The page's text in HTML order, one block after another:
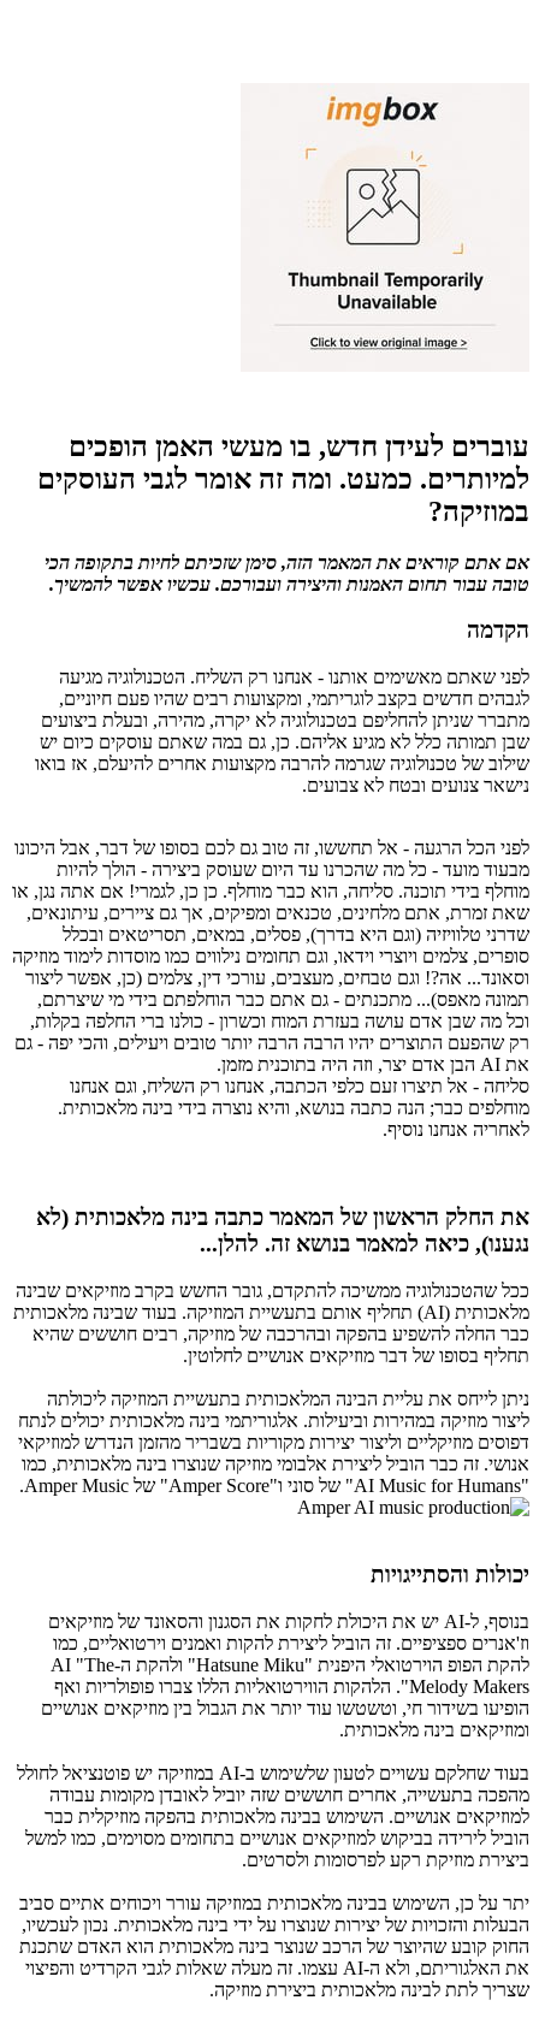
עוברים לעידן חדש, בו מעשי האמן הופכים
למיותרים. כמעט. ומה זה אומר לגבי העוסקים
במוזיקה?
אם אתם קוראים את המאמר הזה, סימן שזכיתם לחיות בתקופה הכי
טובה עבור תחום האמנות והיצירה ועבורכם. עכשיו אפשר להמשיך.
הקדמה
לפני שאתם מאשימים אותנו - אנחנו רק השליח. הטכנולוגיה מגיעה
לגבהים חדשים בקצב לוגריתמי, ומקצועות רבים שהיו פעם חיוניים,
מתברר שניתן להחליפם בטכנולוגיה לא יקרה, מהירה, ובעלת ביצועים
שבן תמותה כלל לא מגיע אליהם. כן, גם במה שאתם עוסקים כיום יש
שילוב של טכנולוגיה שגרמה להרבה מקצועות אחרים להיעלם, אז בואו
נישאר צנועים ובטח לא צבועים.
לפני הכל הרגעה - אל תחששו, זה טוב גם לכם בסופו של דבר, אבל היכונו
מבעוד מועד - כל מה שהכרנו עד היום שעוסק ביצירה - הולך להיות
מוחלף בידי תוכנה. סליחה, הוא כבר מוחלף. כן כן, לגמרי! אם אתה נגן, או
שאת זמרת, אתם מלחינים, טכנאים ומפיקים, אך גם ציירים, עיתונאים,
שדרני טלוויזיה (וגם היא בדרך), פסלים, במאים, תסריטאים ובכלל
סופרים, צלמים ויוצרי וידאו, וגם תחומים נילווים כמו מוסדות לימוד מוזיקה
וסאונד... אה?! וגם טבחים, מעצבים, עורכי דין, צלמים (כן, אפשר ליצור
תמונה מאפס)... מתכנתים - גם אתם כבר הוחלפתם בידי מי שיצרתם,
וכל מה שבן אדם עושה בעזרת המוח וכשרון - כולנו ברי החלפה בקלות,
רק שהפעם התוצרים יהיו הרבה הרבה יותר טובים ויעילים, והכי יפה - גם
את AI הבן אדם יצר, וזה היה בתוכנית מזמן.
סליחה - אל תיצרו זעם כלפי הכתבה, אנחנו רק השליח, וגם אנחנו
מוחלפים כבר; הנה כתבה בנושא, והיא נוצרה בידי בינה מלאכותית.
לאחריה אנחנו נוסיף.
את החלק הראשון של המאמר כתבה בינה מלאכותית (לא
נגענו), כיאה למאמר בנושא זה. להלן...
ככל שהטכנולוגיה ממשיכה להתקדם, גובר החשש בקרב מוזיקאים שבינה
מלאכותית (AI) תחליף אותם בתעשיית המוזיקה. בעוד שבינה מלאכותית
כבר החלה להשפיע בהפקה ובהרכבה של מוזיקה, רבים חוששים שהיא
תחליף בסופו של דבר מוזיקאים אנושיים לחלוטין.
ניתן לייחס את עליית הבינה המלאכותית בתעשיית המוזיקה ליכולתה
ליצור מוזיקה במהירות וביעילות. אלגוריתמי בינה מלאכותית יכולים לנתח
דפוסים מוזיקליים וליצור יצירות מקוריות בשבריר מהזמן הנדרש למוזיקאי
אנושי. זה כבר הוביל ליצירת אלבומי מוזיקה שנוצרו בינה מלאכותית, כמו
"AI Music for Humans" של סוני ו"Amper Score" של Amper Music.
יכולות והסתייגויות
בנוסף, ל-AI יש את היכולת לחקות את הסגנון והסאונד של מוזיקאים
וז'אנרים ספציפיים. זה הוביל ליצירת להקות ואמנים וירטואליים, כמו
להקת הפופ הוירטואלי היפנית "Hatsune Miku" ולהקת ה-AI "The
Melody Makers". הלהקות הווירטואליות הללו צברו פופולריות ואף
הופיעו בשידור חי, וטשטשו עוד יותר את הגבול בין מוזיקאים אנושיים
ומוזיקאים בינה מלאכותית.
בעוד שחלקם עשויים לטעון שלשימוש ב-AI במוזיקה יש פוטנציאל לחולל
מהפכה בתעשייה, אחרים חוששים שזה יוביל לאובדן מקומות עבודה
למוזיקאים אנושיים. השימוש בבינה מלאכותית בהפקה מוזיקלית כבר
הוביל לירידה בביקוש למוזיקאים אנושיים בתחומים מסוימים, כמו למשל
ביצירת מוזיקת רקע לפרסומות ולסרטים.
יתר על כן, השימוש בבינה מלאכותית במוזיקה עורר ויכוחים אתיים סביב
הבעלות והזכויות של יצירות שנוצרו על ידי בינה מלאכותית. נכון לעכשיו,
החוק קובע שהיוצר של הרכב שנוצר בינה מלאכותית הוא האדם שתכנת
את האלגוריתם, ולא ה-AI עצמו. זה מעלה שאלות לגבי הקרדיט והפיצוי
שצריך לתת לבינה מלאכותית ביצירת מוזיקה.